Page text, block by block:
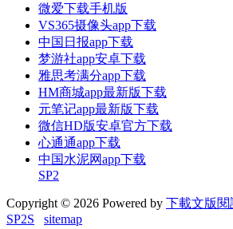
微爱下载手机版
VS365摄像头app下载
中国日报app下载
梦游社app安卓下载
雅思考满分app下载
HM商城app最新版下载
元笔记app最新版下载
微信HD版安卓官方下载
心通通app下载
中国水泥网app下载
SP2
Copyright © 2026 Powered by 下載文版閱
SP2S
sitemap